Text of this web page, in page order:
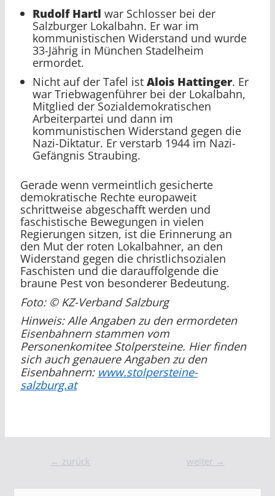
Rudolf Hartl war Schlosser bei der
Salzburger Lokalbahn. Er war im
kommunistischen Widerstand und wurde
33-Jährig in München Stadelheim
ermordet.
Nicht auf der Tafel istAlois Hattinger. Er
war Triebwagenführer bei der Lokalbahn,
Mitglied der Sozialdemokratischen
Arbeiterpartei und dann im
kommunistischen Widerstand gegen die
Nazi-Diktatur. Er verstarb 1944 im Nazi-
Gefängnis Straubing.
Gerade wenn vermeintlich gesicherte
demokratische Rechte europaweit
schrittweise abgeschafft werden und
faschistische Bewegungen in vielen
Regierungen sitzen, ist die Erinnerung an
den Mut der roten Lokalbahner, an den
Widerstand gegen die christlichsozialen
Faschisten und die darauffolgende die
braune Pest von besonderer Bedeutung.
Foto: © KZ-Verband Salzburg
Hinweis: Alle Angaben zu den ermordeten
Eisenbahnern stammen vom
Personenkomitee Stolpersteine. Hier finden
sich auch genauere Angaben zu den
Eisenbahnern: www.stolpersteine-
salzburg.at
← zurück weiter →